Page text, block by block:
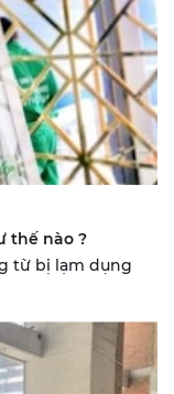
thế nào ?
từ bị lạm dụng